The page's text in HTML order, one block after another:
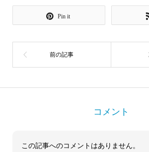
Pin it
コメント
この記事へのコメントはありません。